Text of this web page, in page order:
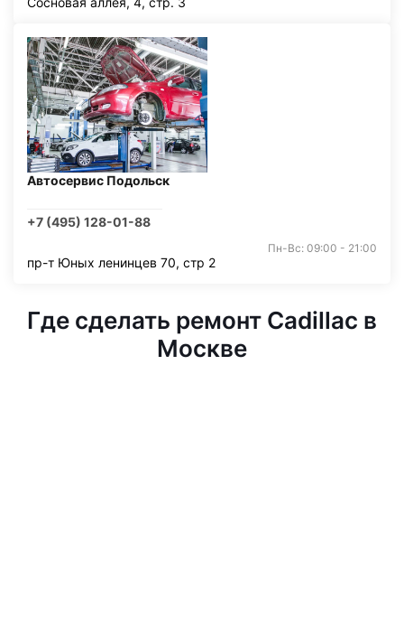
Автосервис Подольск
+7 (495) 128-01-88
Пн-Вс: 09:00 - 21:00
пр-т Юных ленинцев 70, стр 2
Где сделать ремонт Cadillac в
Москве